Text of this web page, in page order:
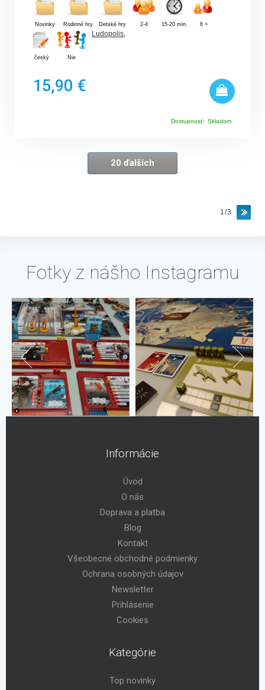
Novinky Rodinné hry Detské hry 2-4 15-20 min. 6 +
český Nie
Ludopolis,
15,90 €
Dostupnosť: Skladom
20 ďalších
1/3
Fotky z nášho Instagramu
Informácie
Úvod
O nás
Doprava a platba
Blog
Kontakt
Všeobecné obchodné podmienky
Ochrana osobných údajov
Newsletter
Prihlásenie
Cookies
Kategórie
Top novinky